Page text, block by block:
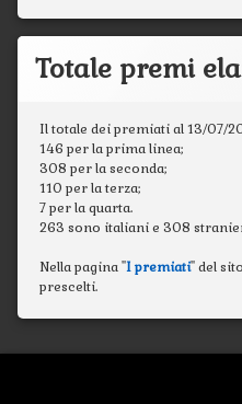
Totale premi
Il totale dei premiati al 13/07/
146 per la prima linea;
308 per la seconda;
110 per la terza;
7 per la quarta.
263 sono italiani e 308
Nella pagina "I premiati" del
prescelti.